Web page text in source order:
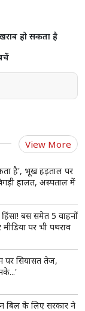
हो सकता है
View More
है', भूख हड़ताल पर
हालत, अस्पताल में
बस समेत 5 वाहनों
पर भी पथराव
पर सियासत तेज,
बिल के लिए सरकार ने